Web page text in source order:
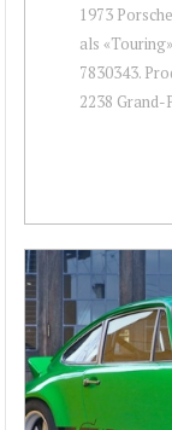
1973
als
7830343.
2238 Grand-